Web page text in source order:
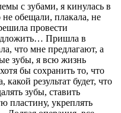
с зубами, я кинулась в
обещали, плакала, не
провести
Пришла в
что мне предлагают, а
зубы, я всю жизнь
бы сохранить то, что
результат будет, что
зубы, ставить
пластину, укреплять